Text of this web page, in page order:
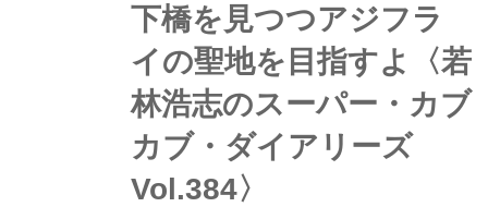
下橋を見つつアジフラ
イの聖地を目指すよ〈若
林浩志のスーパー・カブ
カブ・ダイアリーズ
Vol.384〉